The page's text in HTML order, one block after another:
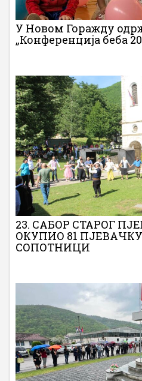
У Новом Горажду
„Конференција беба
23. САБОР СТАРОГ
ОКУПИО 81
СОПОТНИЦИ